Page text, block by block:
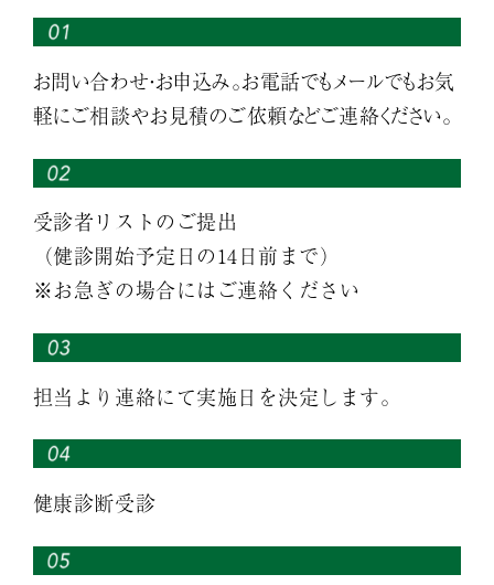
お問い合わせ・お申込み。お電話でもメールでもお気
軽にご相談やお見積のご依頼などご連絡ください。
受診者リストのご提出
（健診開始予定日の14日前まで）
※お急ぎの場合にはご連絡ください
担当より連絡にて実施日を決定します。
健康診断受診